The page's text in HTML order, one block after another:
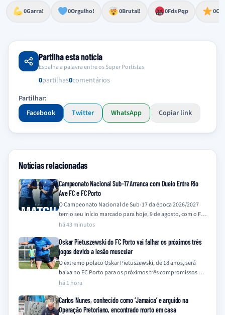
0Garra!
Esforço, determinação, aprovação forte
0Orgulho!
Lealdade, amor clubístico, sentimento profundo
0Brutal!
Impressionante, chocante, de grande impacto 0Fds Pqp
Reação de desespero, raiva, frustração ou espanto extremo 0
Excelência, destaque, o melhor
Partilha esta notícia
Espalha a palavra entre os Super Portistas
0partilhas0comentários
Partilhar:
Facebook
Twitter WhatsApp Copiar link
Notícias relacionadas
Campeonato Nacional Sub-17 Arranca com Duelo Entre Rio
Ave FC e FC Porto
O Campeonato Nacional de Sub-17 da época 2026/2027
tem o seu início marcado para hoje, 9 de agosto, com o FC
Porto,…
há 43 minutos
Oskar Pietuszewski do FC Porto vai falhar os próximos três
jogos devido a lesão muscular
O extremo polaco Oskar Pietuszewski, de 18 anos, será
baixa no FC Porto para os próximos três compromissos da
equipa, frente a…
há 1 hora
Carlos Nunes, conhecido como ‘Jamaica’ e arguido na
Operação Pretoriano, encontrado morto em casa